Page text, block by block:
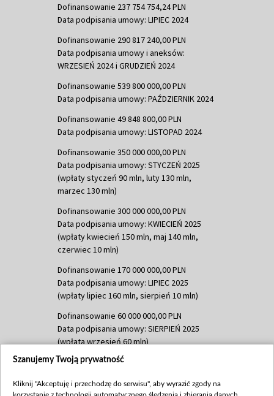
Dofinansowanie 237 754 754,24 PLN
Data podpisania umowy: LIPIEC 2024
Dofinansowanie 290 817 240,00 PLN
Data podpisania umowy i aneksów:
WRZESIEŃ 2024 i GRUDZIEŃ 2024
Dofinansowanie 539 800 000,00 PLN
Data podpisania umowy: PAŹDZIERNIK 2024
Dofinansowanie 49 848 800,00 PLN
Data podpisania umowy: LISTOPAD 2024
Dofinansowanie 350 000 000,00 PLN
Data podpisania umowy: STYCZEŃ 2025
(wpłaty styczeń 90 mln, luty 130 mln,
marzec 130 mln)
Dofinansowanie 300 000 000,00 PLN
Data podpisania umowy: KWIECIEŃ 2025
(wpłaty kwiecień 150 mln, maj 140 mln,
czerwiec 10 mln)
Dofinansowanie 170 000 000,00 PLN
Data podpisania umowy: LIPIEC 2025
(wpłaty lipiec 160 mln, sierpień 10 mln)
Dofinansowanie 60 000 000,00 PLN
Data podpisania umowy: SIERPIEŃ 2025
(wpłata wrzesień 60 mln)
Dofinansowanie 635 783 051,21 PLN
(wpłata wrzesień 100 mln, październik 350
Szanujemy Twoją prywatność
Kliknij "Akceptuję i przechodzę do serwisu", aby wyrazić zgody na